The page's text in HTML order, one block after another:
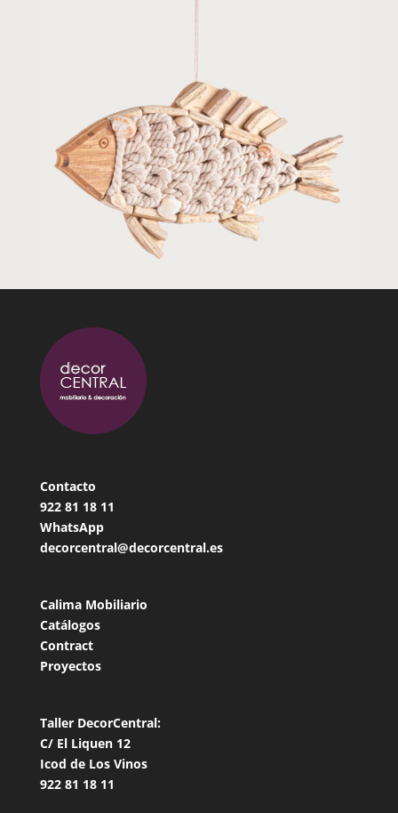
Contacto
922 81 18 11
WhatsApp
decorcentral@decorcentral.es
Calima Mobiliario
Catálogos
Contract
Proyectos
Taller DecorCentral:
C/ El Liquen 12
Icod de Los Vinos
922 81 18 11